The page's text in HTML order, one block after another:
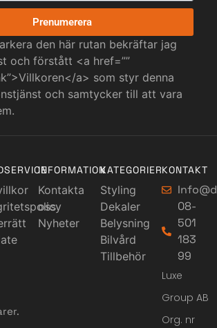
Prenumerera
den här rutan bekräftar jag
och förstått <a href=””
a> som styr denna
och samtycker till att vara
INFORMATION
Kontakta
oss
Nyheter
KATEGORIER
Styling
Dekaler
Belysning
Bilvård
Tillbehör
KONTAKT
08-
501
183
99
Luxe
Group AB
Org. nr